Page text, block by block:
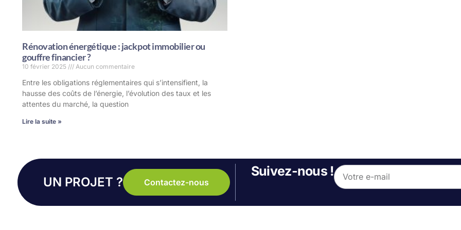
Rénovation énergétique : jackpot immobilier ou
gouffre financier ?
10 février 2025 Aucun commentaire
Entre les obligations réglementaires qui s’intensifient, la
hausse des coûts de l’énergie, l’évolution des taux et les
attentes du marché, la question
Lire la suite »
UN PROJET ? Contactez-nous
Suivez-nous !